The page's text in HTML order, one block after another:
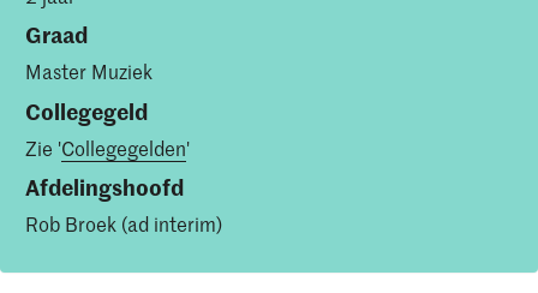
Graad
Master Muziek
Collegegeld
Zie 'Collegegelden'
Afdelingshoofd
Rob Broek (ad interim)